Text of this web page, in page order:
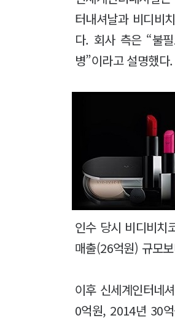
터내셔날과 비디비
다. 회사 측은 “불
병”이라고 설명했다.
인수 당시 비디비치
매출(26억원) 규모
이후 신세계인터네
0억원, 2014년 30